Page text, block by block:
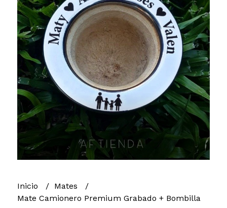
Inicio
Mates
Mate Camionero Premium Grabado + Bombilla